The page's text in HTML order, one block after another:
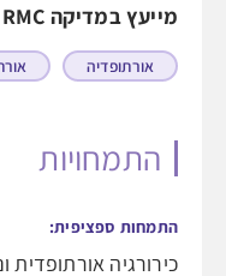
מייעץ במדיקה RMC
אורתופדיה
התמחויות
התמחות ספציפית:
כירורגיה אורתופדית